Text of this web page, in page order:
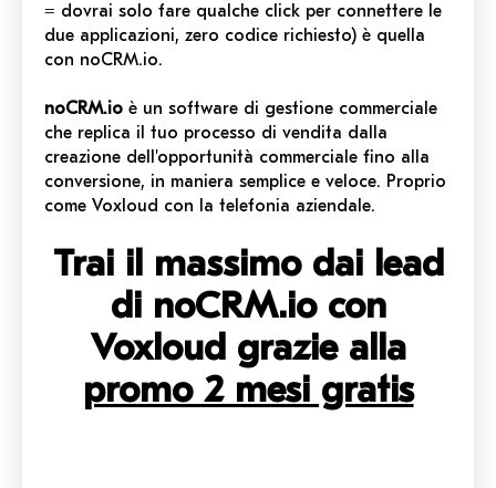
= dovrai solo fare qualche click per connettere le
due applicazioni, zero codice richiesto) è quella
con noCRM.io.
noCRM.io è un software di gestione commerciale
che replica il tuo processo di vendita dalla
creazione dell'opportunità commerciale fino alla
conversione, in maniera semplice e veloce. Proprio
come Voxloud con la telefonia aziendale.
Trai il massimo dai lead
di noCRM.io con
Voxloud grazie alla
promo 2 mesi gratis